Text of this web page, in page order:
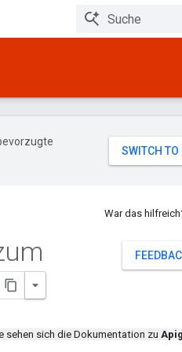
War das
sehen sich die Dokumentation zu